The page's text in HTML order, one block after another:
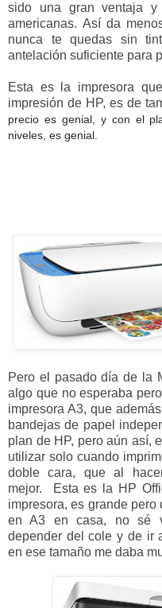
sido una gran ventaja
americanas. Así da
nunca te quedas sin
antelación suficiente para
Esta es la impresora
impresión de HP, es de
precio es genial, y con el
niveles, es genial.
Pero el pasado día de la
algo que no esperaba
impresora A3, que
bandejas de papel
plan de HP, pero aún así,
utilizar solo cuando
doble cara, que al
mejor. Esta es la HP
impresora, es grande
en A3 en casa, no sé
depender del cole y de ir
en ese tamaño me daba